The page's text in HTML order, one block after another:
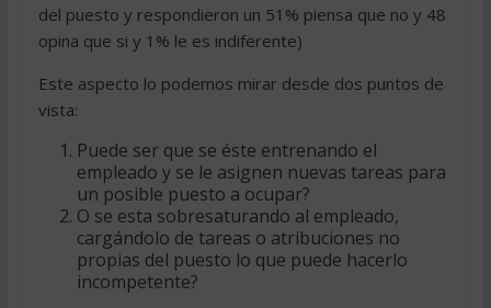
del puesto y respondieron un 51% piensa que no y 48
opina que si y 1% le es indiferente)
Este aspecto lo podemos mirar desde dos puntos de
vista:
Puede ser que se éste entrenando el
empleado y se le asignen nuevas tareas para
un posible puesto a ocupar?
O se esta sobresaturando al empleado,
cargándolo de tareas o atribuciones no
propias del puesto lo que puede hacerlo
incompetente?